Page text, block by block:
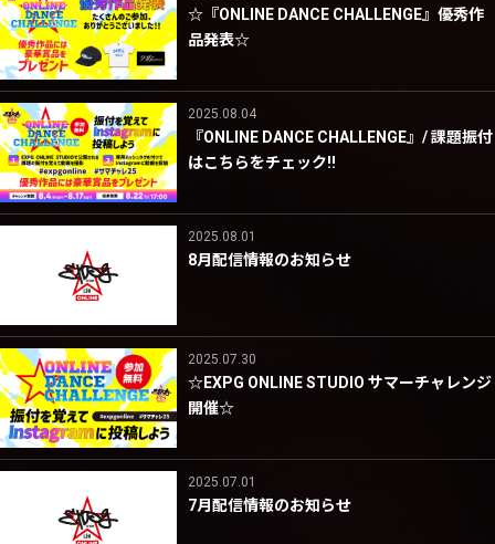
☆『ONLINE DANCE CHALLENGE』優秀作
品発表☆
2025.08.04
『ONLINE DANCE CHALLENGE』/ 課題振付
はこちらをチェック!!
2025.08.01
8月配信情報のお知らせ
2025.07.30
☆EXPG ONLINE STUDIO サマーチャレンジ
開催☆
2025.07.01
7月配信情報のお知らせ